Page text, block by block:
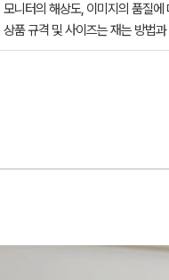
모니터의 해상도, 이미지의 품질
상품 규격 및 사이즈는 재는 방법